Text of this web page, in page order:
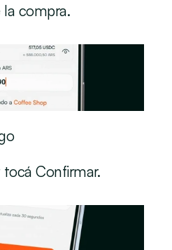
compra.
tocá Confirmar.